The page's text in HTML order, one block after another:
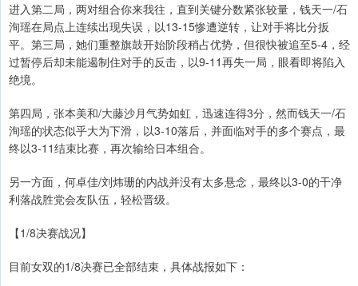
进入第二局，两对组合你来我往，直到关键分数紧张较量，钱天一/石
洵瑶在局点上连续出现失误，以13-15惨遭逆转，让对手将比分扳
平。第三局，她们重整旗鼓开始阶段稍占优势，但很快被追至5-4，经
过暂停后却未能遏制住对手的反击，以9-11再失一局，眼看即将陷入
绝境。
第四局，张本美和/大藤沙月气势如虹，迅速连得3分，然而钱天一/石
洵瑶的状态似乎大为下滑，以3-10落后，并面临对手的多个赛点，最
终以3-11结束比赛，再次输给日本组合。
另一方面，何卓佳/刘炜珊的内战并没有太多悬念，最终以3-0的干净
利落战胜党会友队伍，轻松晋级。
【1/8决赛战况】
目前女双的1/8决赛已全部结束，具体战报如下：